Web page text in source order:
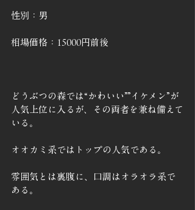
性別：男
相場価格：15000円前後
どうぶつの森では“かわいい””イケメン”が
人気上位に入るが、その両者を兼ね備えて
いる。
オオカミ系ではトップの人気である。
雰囲気とは裏腹に、口調はオラオラ系で
ある。